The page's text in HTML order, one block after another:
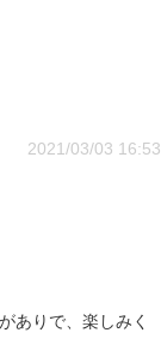
2021/03/03 16:53
ありで、楽しみく